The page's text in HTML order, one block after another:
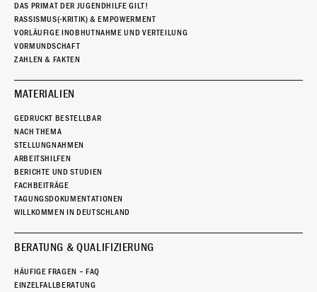
DAS PRIMAT DER JUGENDHILFE GILT!
RASSISMUS(-KRITIK) & EMPOWERMENT
VORLÄUFIGE INOBHUTNAHME UND VERTEILUNG
VORMUNDSCHAFT
ZAHLEN & FAKTEN
MATERIALIEN
GEDRUCKT BESTELLBAR
NACH THEMA
STELLUNGNAHMEN
ARBEITSHILFEN
BERICHTE UND STUDIEN
FACHBEITRÄGE
TAGUNGSDOKUMENTATIONEN
WILLKOMMEN IN DEUTSCHLAND
BERATUNG & QUALIFIZIERUNG
HÄUFIGE FRAGEN – FAQ
EINZELFALLBERATUNG